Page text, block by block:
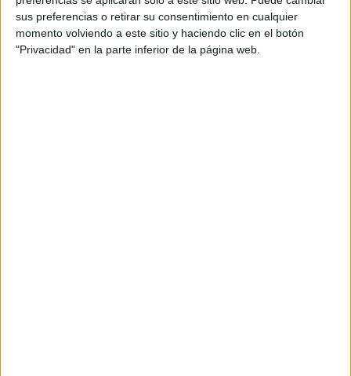
sus preferencias o retirar su consentimiento en cualquier
momento volviendo a este sitio y haciendo clic en el botón
"Privacidad" en la parte inferior de la página web.
por medio de una acuerdo con Rusia, mientras que la
ciudadanía se inclina por una proximidad a la Unión
Europea (UE).